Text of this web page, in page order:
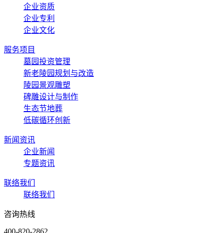
企业资质
企业专利
企业文化
服务项目
墓园投资管理
新老陵园规划与改造
陵园景观雕塑
碑雕设计与制作
生态节地葬
低碳循环创新
新闻资讯
企业新闻
专题资讯
联络我们
联络我们
咨询热线